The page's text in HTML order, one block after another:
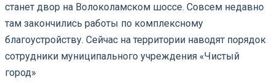
станет двор на Волоколамском шоссе. Совсем недавно
там закончились работы по комплексному
благоустройству. Сейчас на территории наводят порядок
сотрудники муниципального учреждения «Чистый
город»